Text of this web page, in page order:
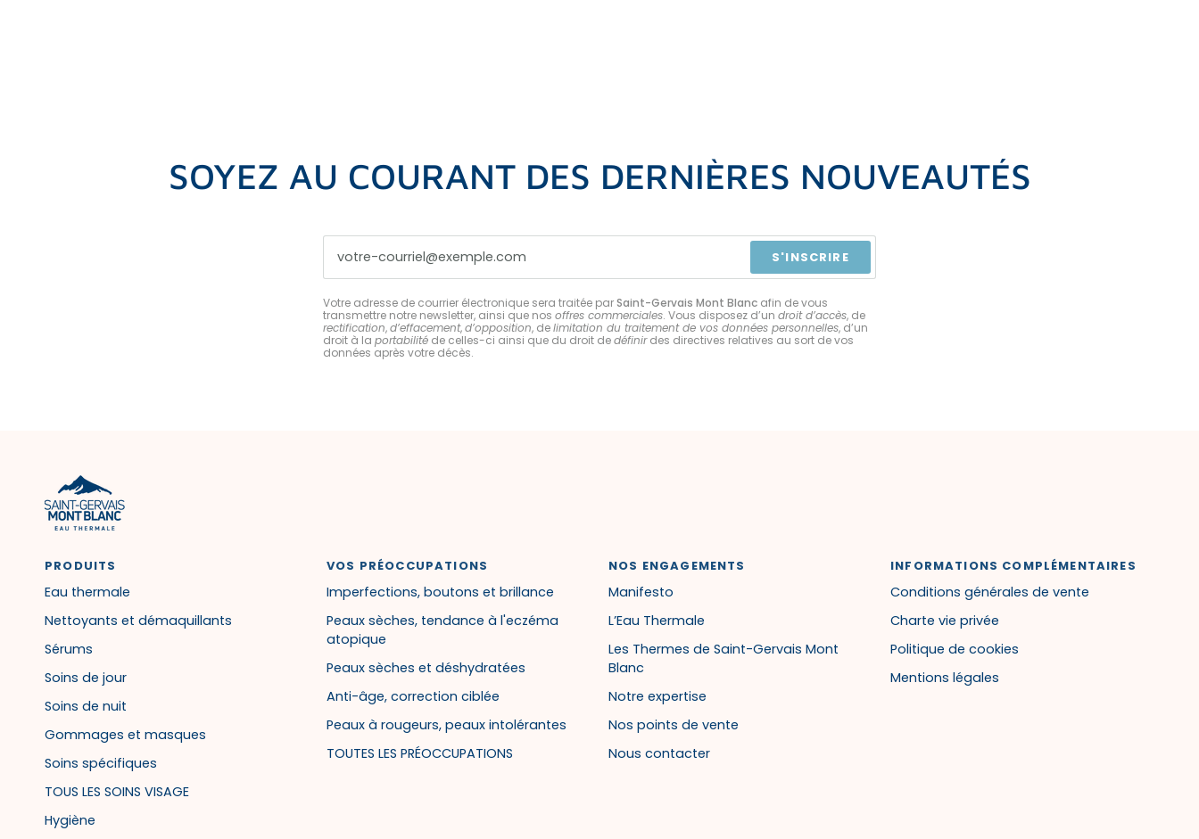
SOYEZ AU COURANT DES DERNIÈRES NOUVEAUTÉS
S'INSCRIRE
Votre adresse de courrier électronique sera traitée parSaint-Gervais Mont Blanc afin de vous
transmettre notre newsletter, ainsi que nos offres commerciales. Vous disposez d’un droit d’accès, de
rectification,d’effacement,d’opposition, delimitation du traitement de vos données personnelles, d’un
droit à la portabilité de celles-ci ainsi que du droit dedéfinirdes directives relatives au sort de vos
données après votre décès.
PRODUITS
Eau thermale
Nettoyants et démaquillants
Sérums
Soins de jour
Soins de nuit
Gommages et masques
Soins spécifiques
TOUS LES SOINS VISAGE
Hygiène
VOS PRÉOCCUPATIONS
Imperfections, boutons et brillance
Peaux sèches, tendance à l'eczéma
atopique
Peaux sèches et déshydratées
Anti-âge, correction ciblée
Peaux à rougeurs, peaux intolérantes
TOUTES LES PRÉOCCUPATIONS
NOS ENGAGEMENTS
Manifesto
L’Eau Thermale
Les Thermes de Saint-Gervais Mont
Blanc
Notre expertise
Nos points de vente
Nous contacter
INFORMATIONS COMPLÉMENTAIRES
Conditions générales de vente
Charte vie privée
Politique de cookies
Mentions légales